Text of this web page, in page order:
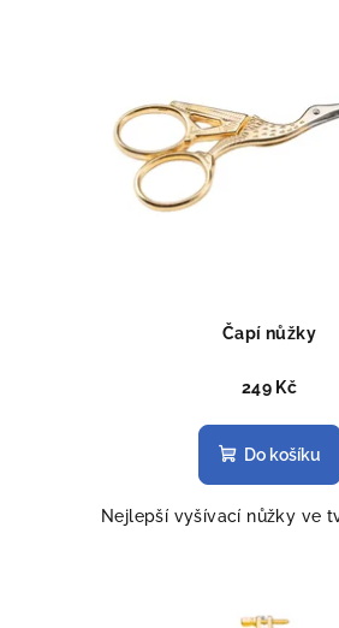
Čapí nůžky
249 Kč
Do košíku
Nejlepší vyšívací nůžky ve